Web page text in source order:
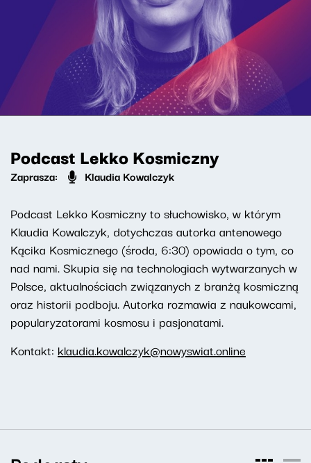
Podcast Lekko Kosmiczny
Zaprasza: Klaudia Kowalczyk
Podcast Lekko Kosmiczny to słuchowisko, w którym
Klaudia Kowalczyk, dotychczas autorka antenowego
Kącika Kosmicznego (środa, 6:30) opowiada o tym, co
nad nami. Skupia się na technologiach wytwarzanych w
Polsce, aktualnościach związanych z branżą kosmiczną
oraz historii podboju. Autorka rozmawia z naukowcami,
popularyzatorami kosmosu i pasjonatami.
Kontakt: klaudia.kowalczyk@nowyswiat.online